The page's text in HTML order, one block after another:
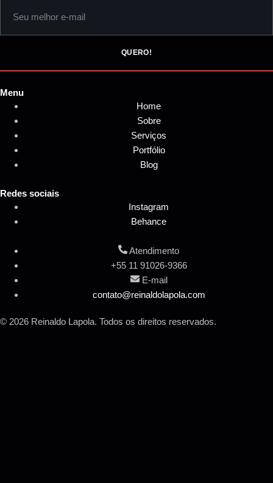
QUERO!
Menu
Home
Sobre
Serviços
Portfólio
Blog
Redes sociais
Instagram
Behance
Atendimento
+55 11 91026-9366
E-mail
contato@reinaldolapola.com
© 2026 Reinaldo Lapola. Todos os direitos reservados.